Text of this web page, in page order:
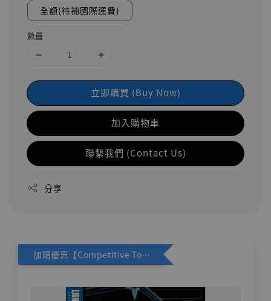
全額(待補國際運費)
數量
立即購買 (Buy Now)
加入購物車
聯繫我們 (Contact Us)
分享
加購優惠【Competitive Toys 梅西 [CM001]】